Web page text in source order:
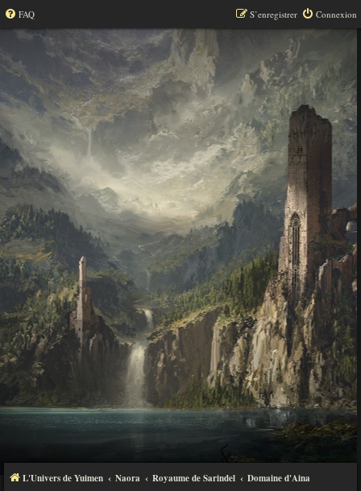
FAQ Connexion
S’enregistrer
L'Univers de Yuimen Naora Royaume de Sarindel Domaine d'Aina